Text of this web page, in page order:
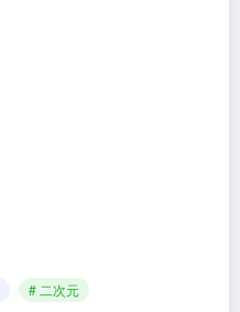
# 二次元